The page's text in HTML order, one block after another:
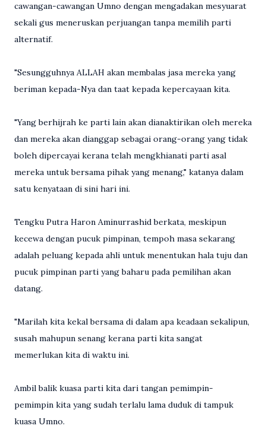
cawangan-cawangan Umno dengan mengadakan mesyuarat
sekali gus meneruskan perjuangan tanpa memilih parti
alternatif.
"Sesungguhnya ALLAH akan membalas jasa mereka yang
beriman kepada-Nya dan taat kepada kepercayaan kita.
"Yang berhijrah ke parti lain akan dianaktirikan oleh mereka
dan mereka akan dianggap sebagai orang-orang yang tidak
boleh dipercayai kerana telah mengkhianati parti asal
mereka untuk bersama pihak yang menang," katanya dalam
satu kenyataan di sini hari ini.
Tengku Putra Haron Aminurrashid berkata, meskipun
kecewa dengan pucuk pimpinan, tempoh masa sekarang
adalah peluang kepada ahli untuk menentukan hala tuju dan
pucuk pimpinan parti yang baharu pada pemilihan akan
datang.
"Marilah kita kekal bersama di dalam apa keadaan sekalipun,
susah mahupun senang kerana parti kita sangat
memerlukan kita di waktu ini.
Ambil balik kuasa parti kita dari tangan pemimpin-
pemimpin kita yang sudah terlalu lama duduk di tampuk
kuasa Umno.